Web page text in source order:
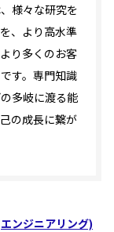
様々な研究を
、より高水準
り多くのお客
す。専門知識
多岐に渡る能
の成長に繋が
ンジニアリング)